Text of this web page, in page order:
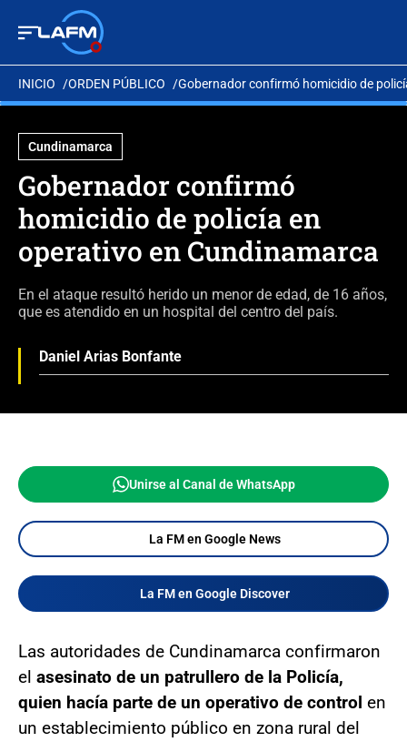
INICIO ORDEN PÚBLICO Gobernador confirmó homicidio de
Cundinamarca
Gobernador confirmó
homicidio de policía en
operativo en Cundinamarca
En el ataque resultó herido un menor de edad, de 16 años,
que es atendido en un hospital del centro del país.
Daniel Arias Bonfante
Unirse al Canal de WhatsApp
La FM en Google News
La FM en Google Discover
Las autoridades de Cundinamarca confirmaron
el asesinato de un patrullero de la Policía,
quien hacía parte de un operativo de control en
un establecimiento público en zona rural del